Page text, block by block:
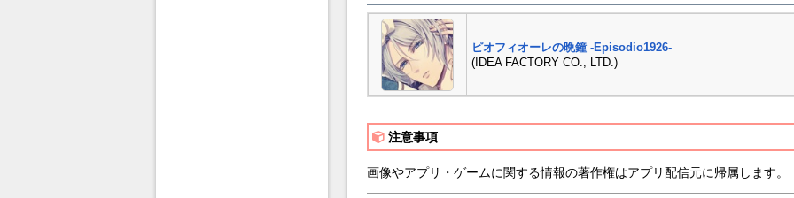
ピオフィオーレの晩鐘 -Episodio1926-
(IDEA FACTORY CO., LTD.)
注意事項
画像やアプリ・ゲームに関する情報の著作権はアプリ配信元に帰属します。